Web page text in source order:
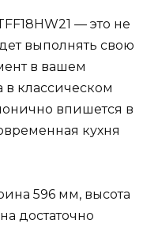
— это не
выполнять свою
в вашем
классическом
впишется в
кухня
596 мм, высота
достаточно